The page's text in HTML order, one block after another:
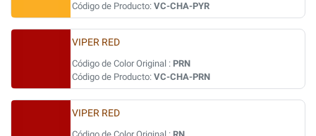
Código de Producto: VC-CHA-PYR
VIPER RED
Código de Color Original : PRN
Código de Producto: VC-CHA-PRN
VIPER RED